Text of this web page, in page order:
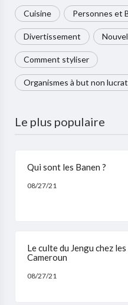
Cuisine Personnes et
Divertissement
Comment styliser
Organismes à but non
Le plus populaire
Qui sont les Banen ?
08/27/21
Le culte du Jengu chez les
Cameroun
08/27/21